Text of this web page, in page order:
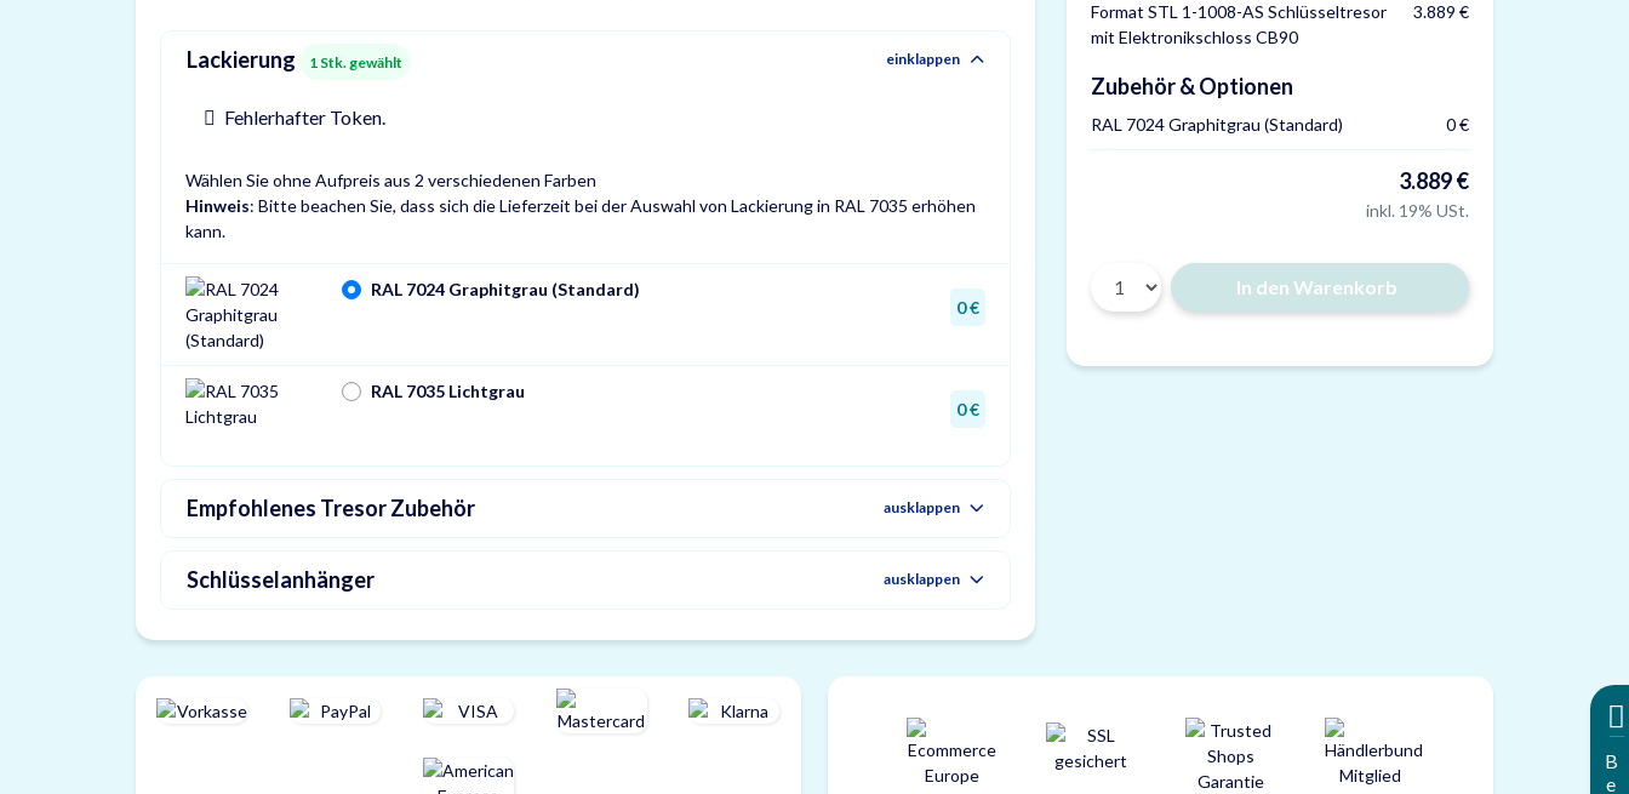
Lackierung 1 Stk. gewählt einklappen
Fehlerhafter Token.
Wählen Sie ohne Aufpreis aus 2 verschiedenen Farben
Hinweis: Bitte beachen Sie, dass sich die Lieferzeit bei der Auswahl von Lackierung in RAL 7035 erhöhen
kann.
RAL 7024 Graphitgrau (Standard)
0 €
RAL 7035 Lichtgrau
0 €
Empfohlenes Tresor Zubehör ausklappen
Schlüsselanhänger ausklappen
Format STL 1-1008-AS Schlüsseltresor
mit Elektronikschloss CB90
3.889 €
Zubehör & Optionen
RAL 7024 Graphitgrau (Standard) 0 €
3.889 €
inkl. 19% USt.
In den Warenkorb